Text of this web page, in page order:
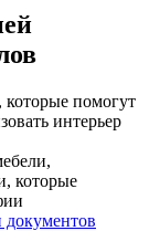
которые помогут
интерьер
которые
документов